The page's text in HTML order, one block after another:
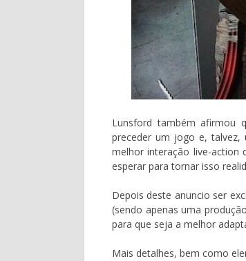
Lunsford também afirmou
preceder um jogo e, talvez,
melhor interação live-action
esperar para tornar isso
Depois deste anuncio ser
(sendo apenas uma
para que seja a melhor
Mais detalhes, bem como